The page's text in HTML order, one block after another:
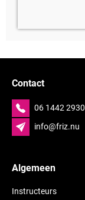
Contact
06 1442 2930
info@friz.nu
Algemeen
Instructeurs